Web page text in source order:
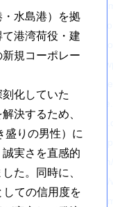
水島港）を拠
港湾荷役・建
規コーポレー
化していた
決するため、
盛りの男性）に
実さを直感的
た。同時に、
ての信用度を
hajimecreate.com/